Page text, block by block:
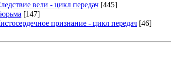
вели - цикл передач [445]
[147]
признание - цикл передач [46]